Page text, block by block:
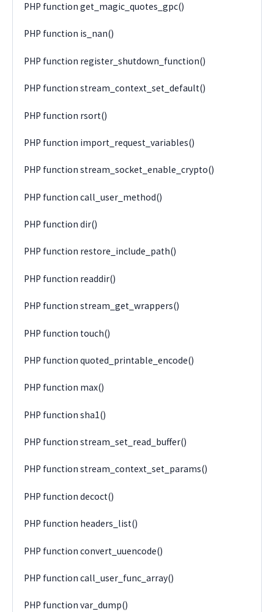
PHP function get_magic_quotes_gpc()
PHP function is_nan()
PHP function register_shutdown_function()
PHP function stream_context_set_default()
PHP function rsort()
PHP function import_request_variables()
PHP function stream_socket_enable_crypto()
PHP function call_user_method()
PHP function dir()
PHP function restore_include_path()
PHP function readdir()
PHP function stream_get_wrappers()
PHP function touch()
PHP function quoted_printable_encode()
PHP function max()
PHP function sha1()
PHP function stream_set_read_buffer()
PHP function stream_context_set_params()
PHP function decoct()
PHP function headers_list()
PHP function convert_uuencode()
PHP function call_user_func_array()
PHP function var_dump()